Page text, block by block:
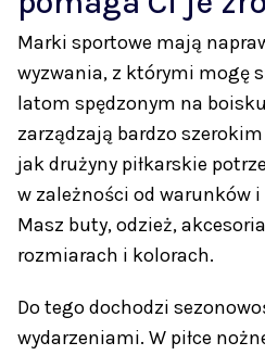
Marki sportowe mają
wyzwania, z którymi mogę
latom spędzonym na
zarządzają bardzo
jak drużyny piłkarskie
w zależności od warunków
Masz buty, odzież,
rozmiarach i kolorach.
Do tego dochodzi
wydarzeniami. W piłce